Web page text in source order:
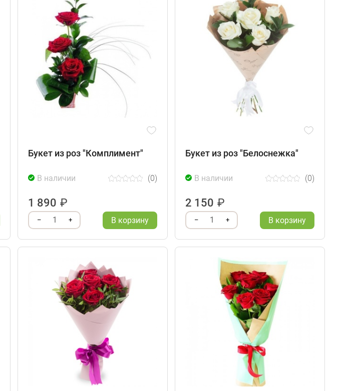
Букет из роз "Комплимент"
В наличии (0)
1 890 ₽
– 1 + В корзину
Букет из роз "Белоснежка"
В наличии (0)
2 150 ₽
– 1 + В корзину